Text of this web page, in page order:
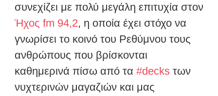
συνεχίζει με πολύ μεγάλη επιτυχία στον
Ήχος fm 94,2, η οποία έχει στόχο να
γνωρίσει το κοινό του Ρεθύμνου τους
ανθρώπους που βρίσκονται
καθημερινά πίσω από τα #decks των
νυχτερινών μαγαζιών και μας